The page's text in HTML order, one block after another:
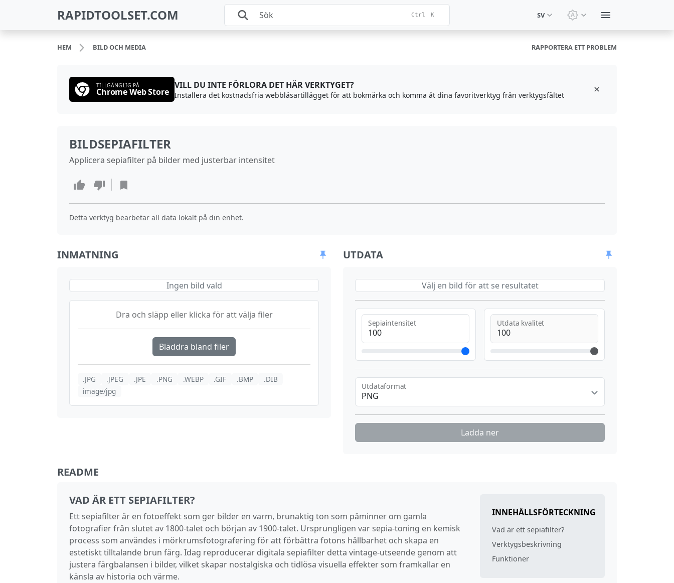
RAPIDTOOLSET.COM Ctrl K SV Byt tema: Systemtema
HEM BILD OCH MEDIA RAPPORTERA ETT PROBLEM
TILLGÄNGLIG PÅ
Chrome Web Store
VILL DU INTE FÖRLORA DET HÄR VERKTYGET?
Installera det kostnadsfria webbläsartillägget för att bokmärka och komma åt dina favoritverktyg från verktygsfältet
BILDSEPIAFILTER
Applicera sepiafilter på bilder med justerbar intensitet
Detta verktyg bearbetar all data lokalt på din enhet.
INMATNING
Ingen bild vald
Dra och släpp eller klicka för att välja filer
Bläddra bland filer
.JPG .JPEG .JPE .PNG .WEBP .GIF .BMP
.DIB
image/jpg
UTDATA
Välj en bild för att se resultatet
Sepiaintensitet Utdata kvalitet
PNG
Utdataformat
Ladda ner
README
VAD ÄR ETT SEPIAFILTER?
Ett sepiafilter är en fotoeffekt som ger bilder en varm, brunaktig ton som påminner om gamla
fotografier från slutet av 1800‑talet och början av 1900‑talet. Ursprungligen var sepia‑toning en kemisk
process som användes i mörkrumsfotografering för att förbättra fotons hållbarhet och skapa en
estetiskt tilltalande brun färg. Idag reproducerar digitala sepiafilter detta vintage‑utseende genom att
justera färgbalansen i bilder, vilket skapar nostalgiska och tidlösa visuella effekter som framkallar en
känsla av historia och värme.
INNEHÅLLSFÖRTECKNING
Vad är ett sepiafilter?
Verktygsbeskrivning
Funktioner